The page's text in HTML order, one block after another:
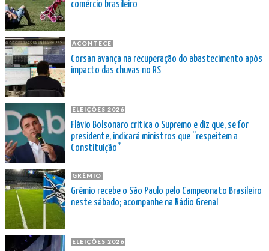
comércio brasileiro
ACONTECE
Corsan avança na recuperação do abastecimento após
impacto das chuvas no RS
ELEIÇÕES 2026
Flávio Bolsonaro critica o Supremo e diz que, se for
presidente, indicará ministros que “respeitem a
Constituição”
GRÊMIO
Grêmio recebe o São Paulo pelo Campeonato Brasileiro
neste sábado; acompanhe na Rádio Grenal
ELEIÇÕES 2026